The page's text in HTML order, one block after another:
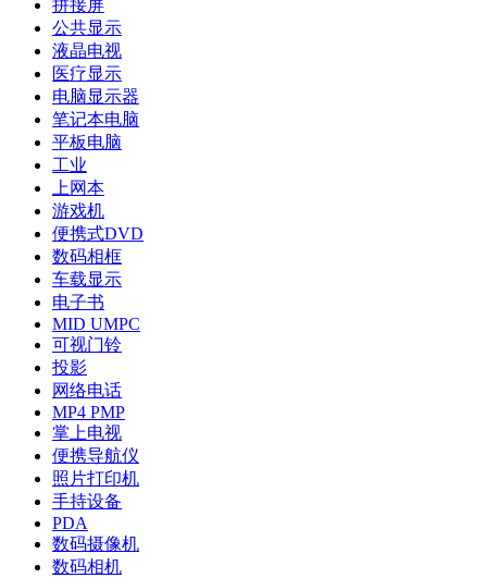
拼接屏
公共显示
液晶电视
医疗显示
电脑显示器
笔记本电脑
平板电脑
工业
上网本
游戏机
便携式DVD
数码相框
车载显示
电子书
MID UMPC
可视门铃
投影
网络电话
MP4 PMP
掌上电视
便携导航仪
照片打印机
手持设备
PDA
数码摄像机
数码相机